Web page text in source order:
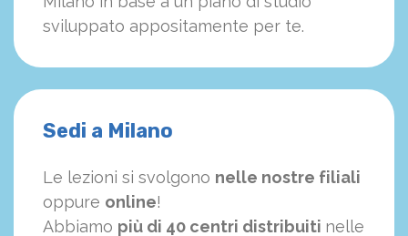
sviluppato appositamente per te.
Sedi a Milano
Le lezioni si svolgono nelle nostre filiali
oppure online!
Abbiamo più di 40 centri distribuiti nelle